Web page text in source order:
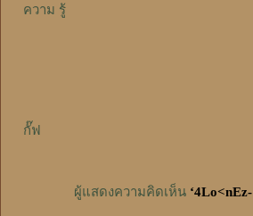
ความ รู้
กั๊ฟ
ผู้แสดงความคิดเห็น ‘4Lo<nEz-